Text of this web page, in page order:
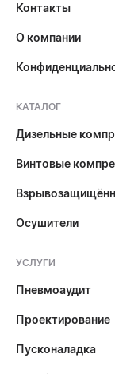
Контакты
О компании
КАТАЛОГ
Дизельные
Винтовые
Осушители
УСЛУГИ
Пневмоаудит
Проектирование
Пусконаладка